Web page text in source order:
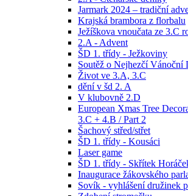
Jarmark 2024 – tradiční
Krajská brambora z florbalu
Ježíškova vnoučata ze 3.C
2.A - Advent
ŠD 1. třídy - Ježkoviny
Soutěž o Nejhezčí Vánoční
Život ve 3.A, 3.C
dění v šd 2. A
V klubovně 2.D
European Xmas Tree
3.C + 4.B / Part 2
Šachový střed/střet
ŠD 1. třídy - Kousáci
Laser game
ŠD 1. třídy - Skřítek
Inaugurace žákovského
Sovík - vyhlášení družinek